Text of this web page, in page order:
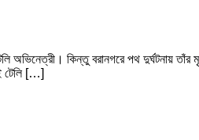
অভিনেত্রী। কিন্তু বরানগরে পথ দুর্ঘটনায়
টেলি […]